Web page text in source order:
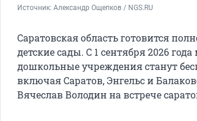
Источник: Александр Ощепков / NGS.RU
Саратовская область готовится
детские сады. С 1 сентября 2026
дошкольные учреждения станут
включая Саратов, Энгельс и
Вячеслав Володин на встрече